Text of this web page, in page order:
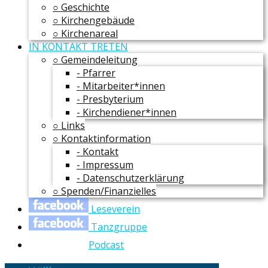
○ Geschichte
○ Kirchengebäude
○ Kirchenareal
IN KONTAKT TRETEN
○ Gemeindeleitung
- Pfarrer
- Mitarbeiter*innen
- Presbyterium
- Kirchendiener*innen
○ Links
○ Kontaktinformation
- Kontakt
- Impressum
- Datenschutzerklärung
○ Spenden/Finanzielles
Leseverein
Tanzgruppe
Podcast